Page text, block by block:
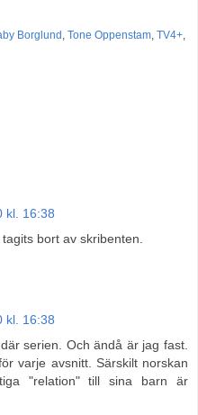
Borglund , Tone Oppenstam, TV4+,
kl. 16:38
bort av skribenten.
kl. 16:38
serien. Och ändå är jag fast.
varje avsnitt. Särskilt norskan
"relation" till sina barn är